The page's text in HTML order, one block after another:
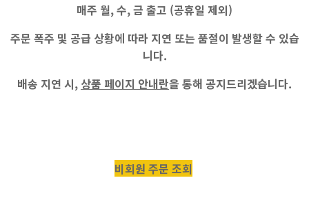
매주 월, 수, 금 출고 (공휴일 제외)
주문 폭주 및 공급 상황에 따라 지연 또는 품절이 발생할 수 있습
니다.
배송 지연 시, 상품 페이지 안내란을 통해 공지드리겠습니다.
비회원 주문 조회